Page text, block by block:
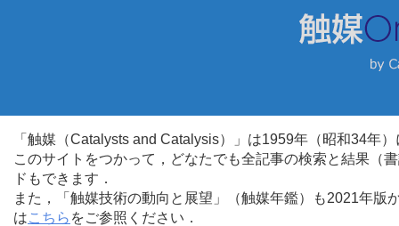
「触媒（Catalysts and Catalysis）」は1959年（昭和34年
このサイトをつかって，どなたでも全記事の検索と結果（
ドもできます．
また，「触媒技術の動向と展望」（触媒年鑑）も2021年
はこちら をご参照ください．